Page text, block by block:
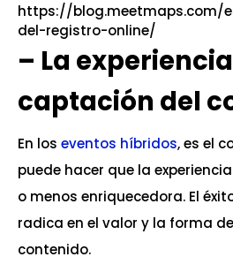
https://blog.meetmaps.com/
del-registro-online/
– La
captación del
En los eventos híbridos, es el
puede hacer que la
o menos enriquecedora. El
radica en el valor y la forma
contenido.